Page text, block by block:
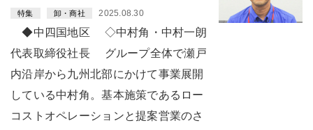
特集 卸・商社 2025.08.30
◆中四国地区 ◇中村角・中村一朗
代表取締役社長 グループ全体で瀬戸
内沿岸から九州北部にかけて事業展開
している中村角。基本施策であるロー
コストオペレーションと提案営業のさ